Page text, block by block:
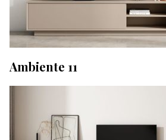
Ambiente 11